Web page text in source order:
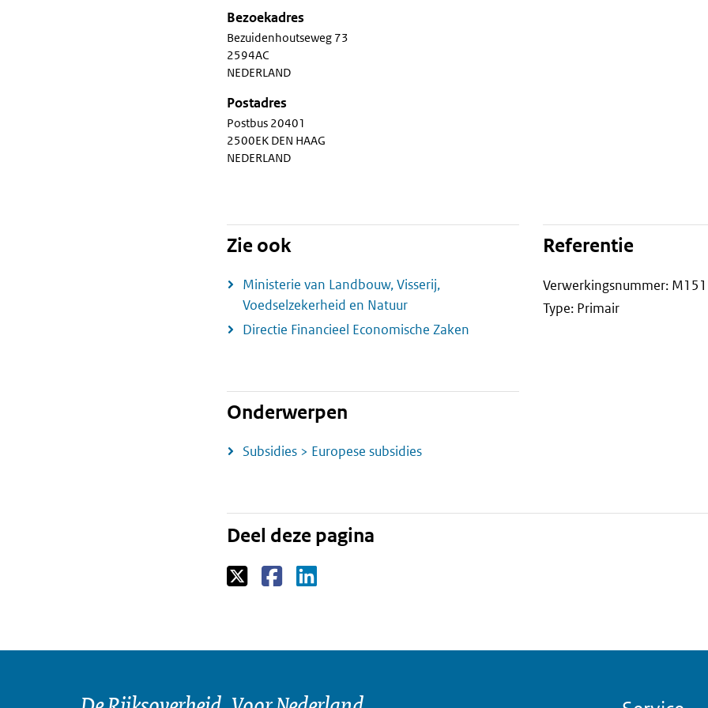
Bezoekadres
Bezuidenhoutseweg 73
2594AC
NEDERLAND
Postadres
Postbus 20401
2500EK DEN HAAG
NEDERLAND
Zie ook
Ministerie van Landbouw, Visserij,
Voedselzekerheid en Natuur
Directie Financieel Economische Zaken
Referentie
Verwerkingsnummer:
Type: Primair
Onderwerpen
Subsidies > Europese subsidies
Deel deze pagina